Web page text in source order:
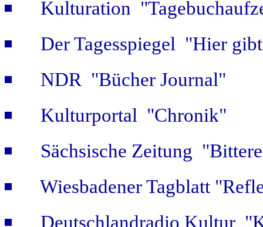
Kulturation
Der Tagesspiegel "Hier
NDR "Bücher Journal"
Kulturportal "Chronik"
Sächsische Zeitung
Wiesbadener Tagblatt
Deutschlandradio Kultur